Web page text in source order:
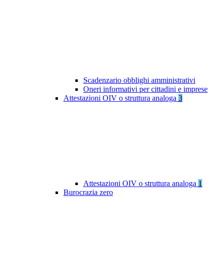
Scadenzario obblighi amministrativi
Oneri informativi per cittadini e imprese
Attestazioni OIV o struttura analoga 3
Attestazioni OIV o struttura analoga 1
Burocrazia zero